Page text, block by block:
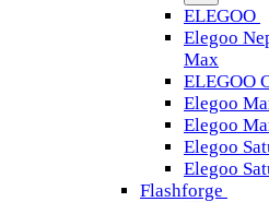
ELEGOO
Elegoo
Max
ELEGOO
Elegoo
Elegoo
Elegoo
Elegoo
Flashforge